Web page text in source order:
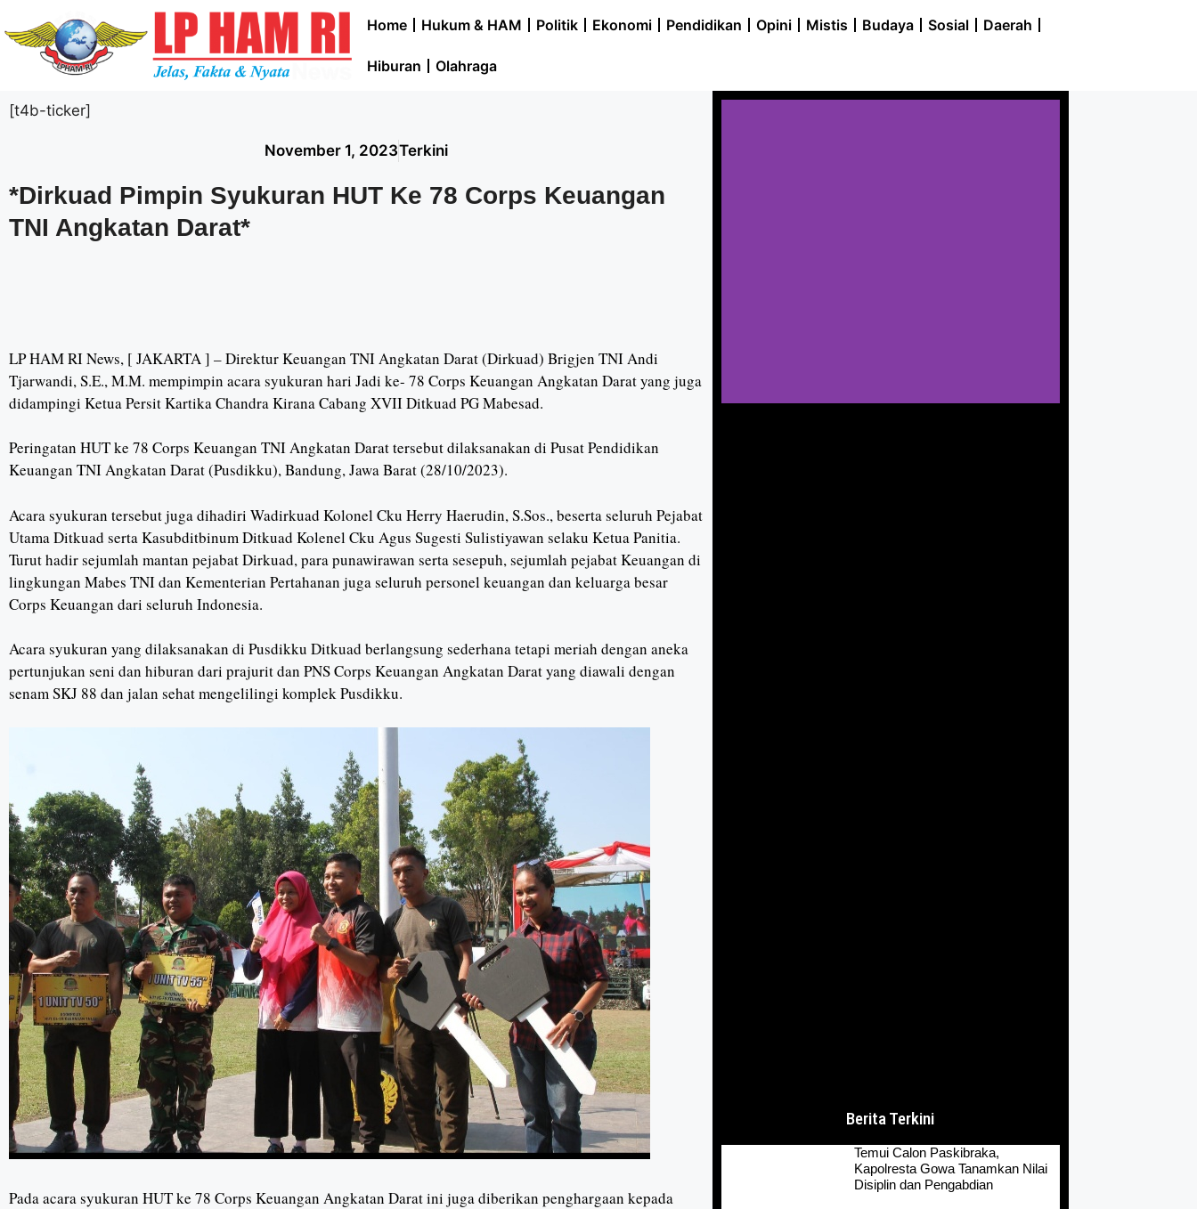
Home Hukum & HAM Politik Ekonomi Pendidikan Opini Mistis Budaya Sosial Daerah
Hiburan Olahraga
[t4b-ticker]
November 1, 2023Terkini
*Dirkuad Pimpin Syukuran HUT Ke 78 Corps Keuangan
TNI Angkatan Darat*
LP HAM RI News, [ JAKARTA ] – Direktur Keuangan TNI Angkatan Darat (Dirkuad) Brigjen TNI Andi
Tjarwandi, S.E., M.M. mempimpin acara syukuran hari Jadi ke- 78 Corps Keuangan Angkatan Darat yang juga
didampingi Ketua Persit Kartika Chandra Kirana Cabang XVII Ditkuad PG Mabesad.
Peringatan HUT ke 78 Corps Keuangan TNI Angkatan Darat tersebut dilaksanakan di Pusat Pendidikan
Keuangan TNI Angkatan Darat (Pusdikku), Bandung, Jawa Barat (28/10/2023).
Acara syukuran tersebut juga dihadiri Wadirkuad Kolonel Cku Herry Haerudin, S.Sos., beserta seluruh Pejabat
Utama Ditkuad serta Kasubditbinum Ditkuad Kolenel Cku Agus Sugesti Sulistiyawan selaku Ketua Panitia.
Turut hadir sejumlah mantan pejabat Dirkuad, para punawirawan serta sesepuh, sejumlah pejabat Keuangan di
lingkungan Mabes TNI dan Kementerian Pertahanan juga seluruh personel keuangan dan keluarga besar
Corps Keuangan dari seluruh Indonesia.
Acara syukuran yang dilaksanakan di Pusdikku Ditkuad berlangsung sederhana tetapi meriah dengan aneka
pertunjukan seni dan hiburan dari prajurit dan PNS Corps Keuangan Angkatan Darat yang diawali dengan
senam SKJ 88 dan jalan sehat mengelilingi komplek Pusdikku.
Pada acara syukuran HUT ke 78 Corps Keuangan Angkatan Darat ini juga diberikan penghargaan kepada
Berita Terkini
Temui Calon Paskibraka,
Kapolresta Gowa Tanamkan Nilai
Disiplin dan Pengabdian